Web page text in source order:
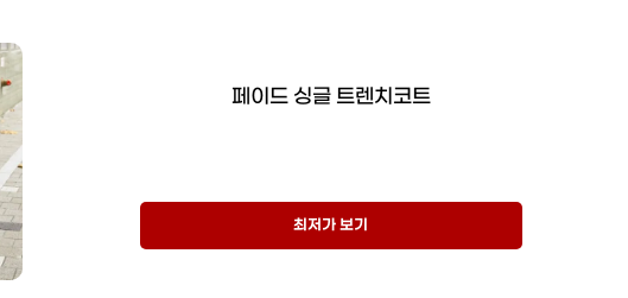
페이드 싱글 트렌치코트
최저가 보기